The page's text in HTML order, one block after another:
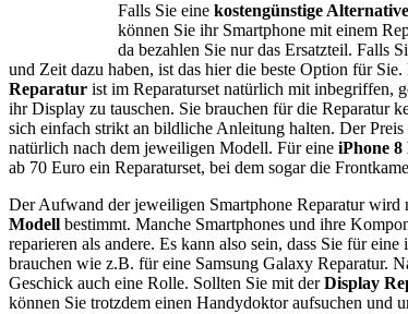
Falls Sie eine kostengünstige Alternative
können Sie ihr Smartphone mit einem
da bezahlen Sie nur das Ersatzteil. Falls
und Zeit dazu haben, ist das hier die beste Option für
Reparatur ist im Reparaturset natürlich mit inbegriffen,
ihr Display zu tauschen. Sie brauchen für die Reparatur
sich einfach strikt an bildliche Anleitung halten. Der
natürlich nach dem jeweiligen Modell. Für eine iPhone
ab 70 Euro ein Reparaturset, bei dem sogar die
Der Aufwand der jeweiligen Smartphone Reparatur wird
Modell bestimmt. Manche Smartphones und ihre
reparieren als andere. Es kann also sein, dass Sie für
brauchen wie z.B. für eine Samsung Galaxy Reparatur.
Geschick auch eine Rolle. Sollten Sie mit derDisplay
können Sie trotzdem einen Handydoktor aufsuchen und